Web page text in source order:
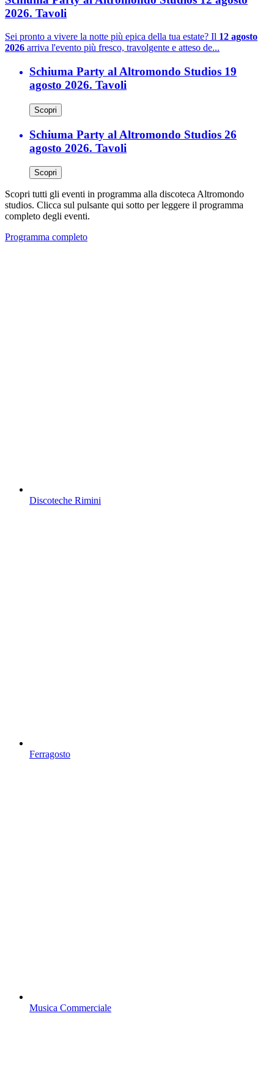
2026. Tavoli
Sei pronto a vivere la notte più epica della tua estate? Il 12 agosto
2026 arriva l'evento più fresco, travolgente e atteso de...
Schiuma Party al Altromondo Studios 19
agosto 2026. Tavoli
Scopri
Schiuma Party al Altromondo Studios 26
agosto 2026. Tavoli
Scopri
Scopri tutti gli eventi in programma alla discoteca Altromondo
studios. Clicca sul pulsante qui sotto per leggere il programma
completo degli eventi.
Programma completo
Discoteche Rimini
Ferragosto
Musica Commerciale